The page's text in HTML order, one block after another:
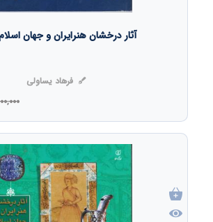
آثار درخشان هنرایران و جهان
فرهاد یساولی